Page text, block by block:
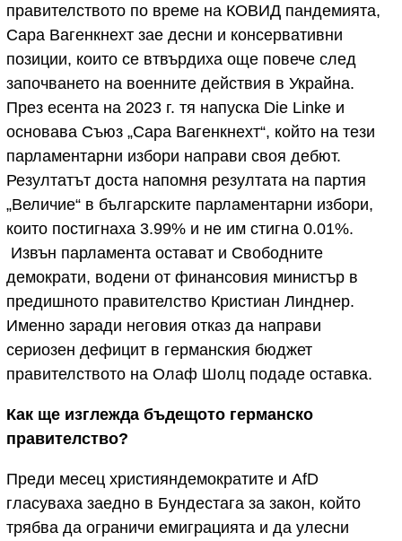
правителството по време на КОВИД пандемията,
Сара Вагенкнехт зае десни и консервативни
позиции, които се втвърдиха още повече след
започването на военните действия в Украйна.
През есента на 2023 г. тя напуска Die Linke и
основава Съюз „Сара Вагенкнехт“, който на тези
парламентарни избори направи своя дебют.
Резултатът доста напомня резултата на партия
„Величие“ в българските парламентарни избори,
които постигнаха 3.99% и не им стигна 0.01%.
Извън парламента остават и Свободните
демократи, водени от финансовия министър в
предишното правителство Кристиан Линднер.
Именно заради неговия отказ да направи
сериозен дефицит в германския бюджет
правителството на Олаф Шолц подаде оставка.
Как ще изглежда бъдещото германско
правителство?
Преди месец християндемократите и AfD
гласуваха заедно в Бундестага за закон, който
трябва да ограничи емиграцията и да улесни